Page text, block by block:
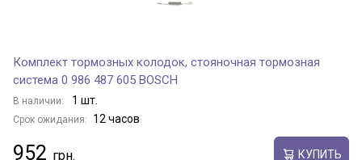
Комплект тормозных колодок, стояночная тормозная
система 0 986 487 605 BOSCH
В наличии: 1 шт.
Срок ожидания: 12 часов
952 КУПИТЬ